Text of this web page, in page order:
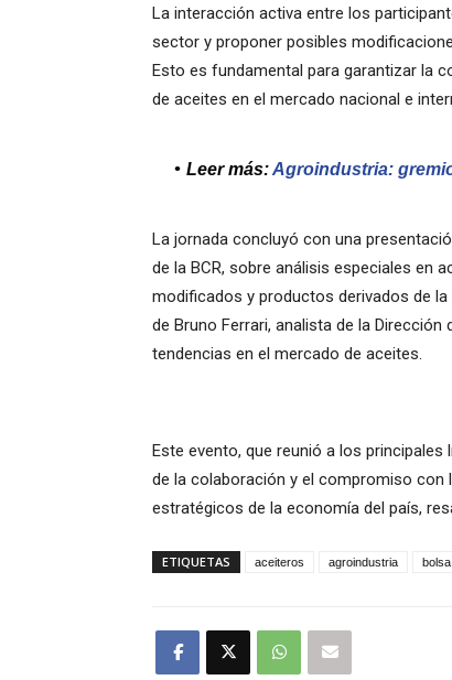
La interacción activa entre los
sector y proponer posibles
Esto es fundamental para garantizar la
de aceites en el mercado nacional e
Leer más:Agroindustria:
La jornada concluyó con una
de la BCR, sobre análisis especiales en
modificados y productos derivados de
de Bruno Ferrari, analista de la
tendencias en el mercado de aceites.
Este evento, que reunió a los
de la colaboración y el compromiso con
estratégicos de la economía del país,
ETIQUETAS aceiteros agroindustria